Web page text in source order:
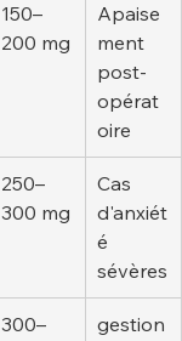
150–
200 mg
Apaise
ment
post-
opérat
oire
250–
300 mg
Cas
d'anxiét
é
sévères
300–
gestion